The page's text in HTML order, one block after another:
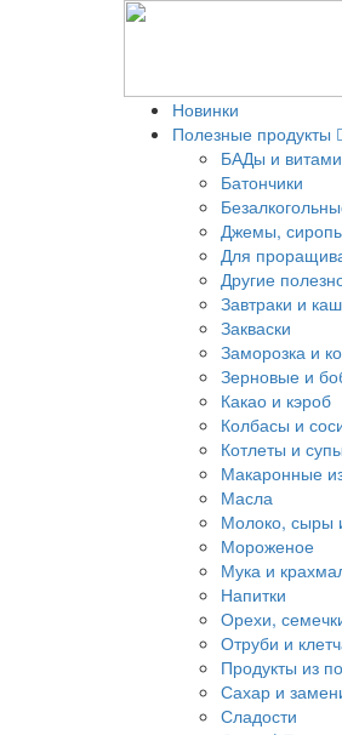
Новинки
Полезные продукты
БАДы и
Батончики
Джемы,
Для
Другие
Завтраки и
Закваски
Заморозка и
Зерновые и
Какао и кэроб
Колбасы и
Котлеты и супы
Макаронные
Масла
Молоко, сыры
Мороженое
Мука и
Напитки
Орехи,
Отруби и
Продукты из
Сахар и
Сладости